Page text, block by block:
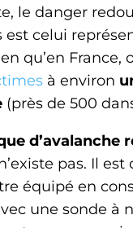
le danger
est celui
qu’en France,
à environ
(près de 500
d’avalanche
pas. Il est
équipé en
une sonde à